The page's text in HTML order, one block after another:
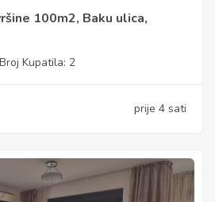
100m2, Baku ulica,
Broj Kupatila: 2
prije 4 sati